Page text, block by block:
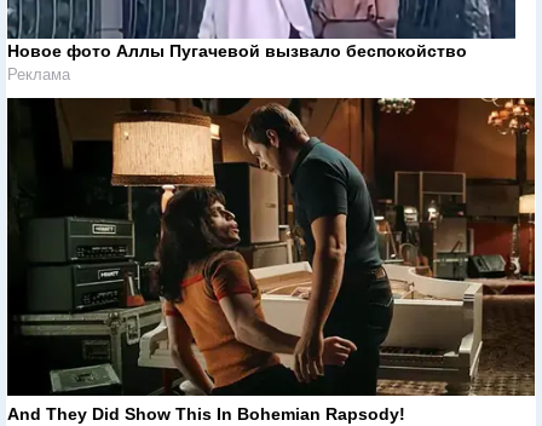
Новое фото Аллы Пугачевой вызвало беспокойство
Реклама
And They Did Show This In Bohemian Rapsody!